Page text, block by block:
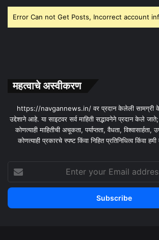
Error Can not Get Posts, Incorrect account
महत्वाचे अस्वीकरण
https://navgannews.in/ वर प्रदान केलेली सामग्री
उद्देशाने आहे. या साइटवर सर्व माहिती सद्भावनेने प्रदान केले
कोणत्याही माहितीची अचूकता, पर्याप्तता, वैधता, विश्वासार्हता,
कोणत्याही प्रकारचे स्पष्ट किंवा निहित प्रतिनिधित्व किंवा
your
Email